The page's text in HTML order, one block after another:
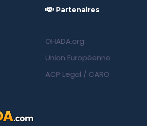
Partenaires
OHADA.org
Union Européenne
ACP Legal / CARO